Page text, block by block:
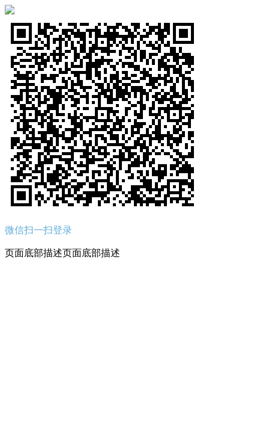
微信扫一扫登录
页面底部描述页面底部描述